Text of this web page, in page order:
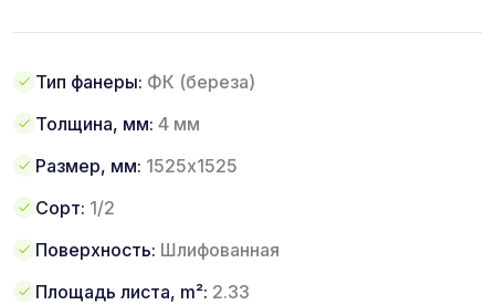
Тип фанеры: ФК (береза)
Толщина, мм: 4 мм
Размер, мм: 1525х1525
Сорт: 1/2
Поверхность: Шлифованная
Площадь листа, m²: 2.33